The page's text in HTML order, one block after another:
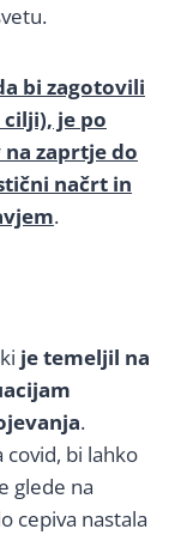
bi zagotovili
je po
zaprtje do
načrt in
.
je temeljil na
.
covid, bi lahko
glede na
cepiva nastala